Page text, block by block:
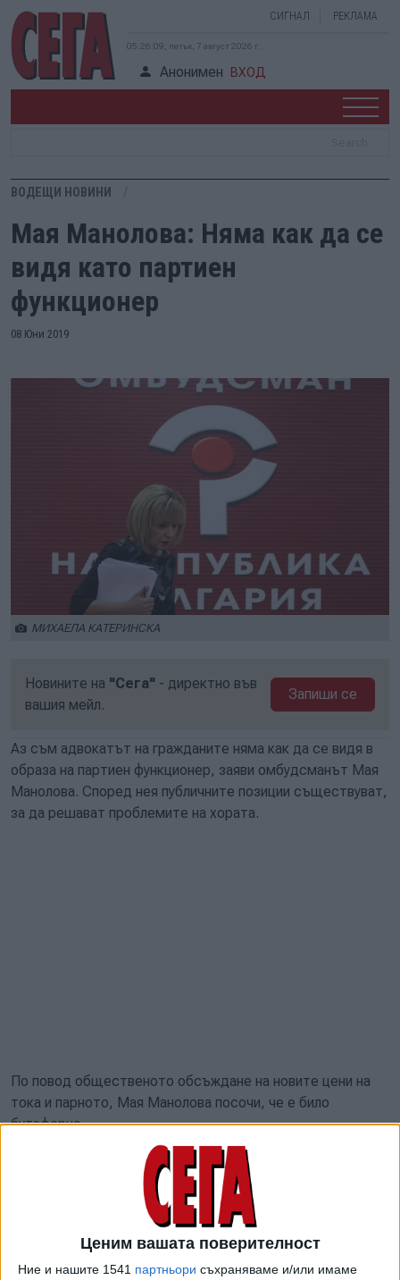
Ценим вашата поверителност
Ние и нашите 1541 партньори съхраняваме и/или имаме
СИГНАЛ РЕКЛАМА
05:26:10, петък, 7 август 2026 г.
Анонимен ВХОД
ВОДЕЩИ НОВИНИ
Мая Манолова: Няма как да се
видя като партиен
функционер
08 Юни 2019
МИХАЕЛА КАТЕРИНСКА
Новините на "Сега" - директно във
вашия мейл.
Запиши се
Аз съм адвокатът на гражданите няма как да се видя в
образа на партиен функционер, заяви омбудсманът Мая
Манолова. Според нея публичните позиции съществуват,
за да решават проблемите на хората.
По повод общественото обсъждане на новите цени на
тока и парното, Мая Манолова посочи, че е било
бутафорно.
Комисията за енергийно и водно регулиране (КЕВР)
проведе в петък обществено обсъждане с граждани и
сдружения за новите цени на тока, които влизат в сила
от 1 юли. Очаква се и средно увеличение с 4,5% на
парното и топлата вода за цялата страна, а при тока
увеличението ще е средно с около 3,5%.